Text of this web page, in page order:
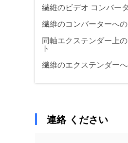
繊維のビデオ コンバー
繊維のコンバーターへ
同軸エクステンダー上
ト
繊維のエクステンダーへ
連絡 ください